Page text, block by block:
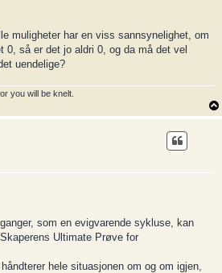
muligheter har en viss sannsynelighet, om
så er det jo aldri 0, og da må det vel
uendelige?
you will be knelt.
som en evigvarende sykluse, kan
Ultimate Prøve for
hele situasjonen om og om igjen,